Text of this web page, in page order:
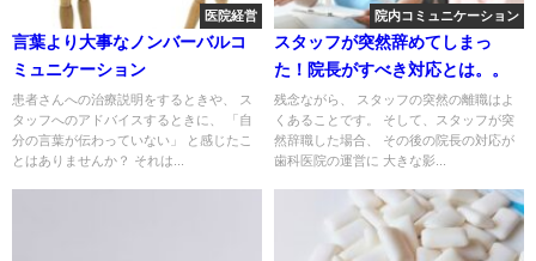
医院経営
言葉より大事なノンバーバルコ
ミュニケーション
患者さんへの治療説明をするときや、 ス
タッフへのアドバイスするときに、 「自
分の言葉が伝わっていない」 と感じたこ
とはありませんか？ それは...
院内コミュニケーション
スタッフが突然辞めてしまっ
た！院長がすべき対応とは。。
残念ながら、 スタッフの突然の離職はよ
くあることです。 そして、スタッフが突
然辞職した場合、 その後の院長の対応が
歯科医院の運営に 大きな影...